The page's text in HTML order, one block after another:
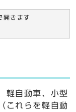
開きます
軽自動車、小型
これらを軽自動